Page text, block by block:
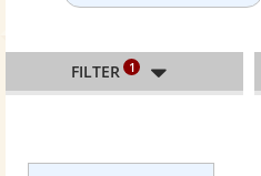
FILTER 1